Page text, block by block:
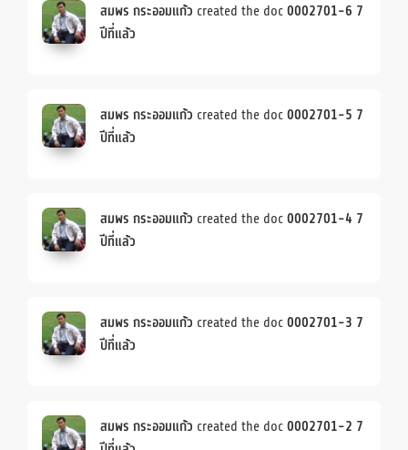
สมพร กระออมแก้ว created the doc0002701-6 7
ปีที่แล้ว
สมพร กระออมแก้ว created the doc0002701-5 7
ปีที่แล้ว
สมพร กระออมแก้ว created the doc0002701-4 7
ปีที่แล้ว
สมพร กระออมแก้ว created the doc0002701-3 7
ปีที่แล้ว
สมพร กระออมแก้ว created the doc0002701-2 7